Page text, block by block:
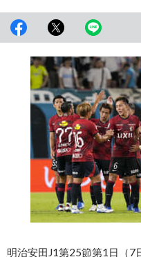
明治安田J1第25節第1日（7